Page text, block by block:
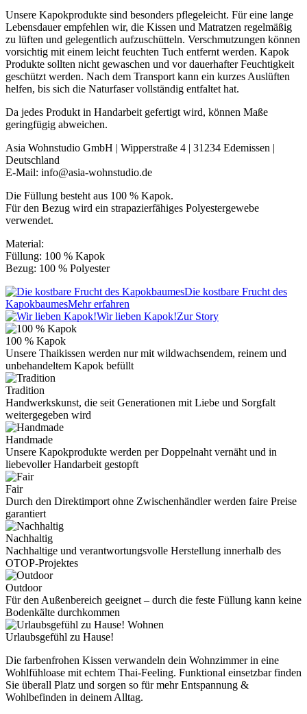
Unsere Kapokprodukte sind besonders pflegeleicht. Für eine lange
Lebensdauer empfehlen wir, die Kissen und Matratzen regelmäßig
zu lüften und gelegentlich aufzuschütteln. Verschmutzungen können
vorsichtig mit einem leicht feuchten Tuch entfernt werden. Kapok
Produkte sollten nicht gewaschen und vor dauerhafter Feuchtigkeit
geschützt werden. Nach dem Transport kann ein kurzes Auslüften
helfen, bis sich die Naturfaser vollständig entfaltet hat.
Da jedes Produkt in Handarbeit gefertigt wird, können Maße
geringfügig abweichen.
Asia Wohnstudio GmbH | Wipperstraße 4 | 31234 Edemissen |
Deutschland
E-Mail: info@asia-wohnstudio.de
Die Füllung besteht aus 100 % Kapok.
Für den Bezug wird ein strapazierfähiges Polyestergewebe
verwendet.
Material:
Füllung: 100 % Kapok
Bezug: 100 % Polyester
Die kostbare Frucht des
KapokbaumesMehr erfahren
Wir lieben Kapok!Zur Story
100 % Kapok
Unsere Thaikissen werden nur mit wildwachsendem, reinem und
unbehandeltem Kapok befüllt
Tradition
Handwerkskunst, die seit Generationen mit Liebe und Sorgfalt
weitergegeben wird
Handmade
Unsere Kapokprodukte werden per Doppelnaht vernäht und in
liebevoller Handarbeit gestopft
Fair
Durch den Direktimport ohne Zwischenhändler werden faire Preise
garantiert
Nachhaltig
Nachhaltige und verantwortungsvolle Herstellung innerhalb des
OTOP-Projektes
Outdoor
Für den Außenbereich geeignet – durch die feste Füllung kann keine
Bodenkälte durchkommen
Wohnen
Urlaubsgefühl zu Hause!
Die farbenfrohen Kissen verwandeln dein Wohnzimmer in eine
Wohlfühloase mit echtem Thai-Feeling. Funktional einsetzbar finden
Sie überall Platz und sorgen so für mehr Entspannung &
Wohlbefinden in deinem Alltag.